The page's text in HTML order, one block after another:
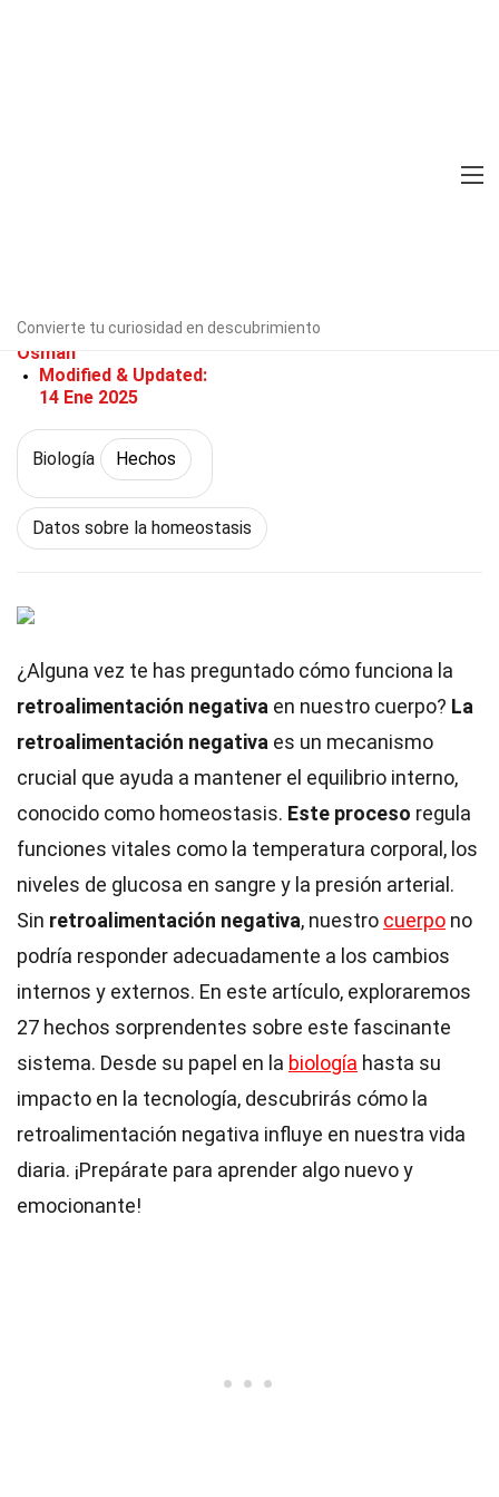
Convierte tu curiosidad en descubrimiento
Escrito Por:Odessa
Osman
Modified & Updated:
14 Ene 2025
editoriales
Biología Hechos
Datos sobre la homeostasis
¿Alguna vez te has preguntado cómo funciona la
retroalimentación negativa en nuestro cuerpo? La
retroalimentación negativa es un mecanismo
crucial que ayuda a mantener el equilibrio interno,
conocido como homeostasis. Este proceso regula
funciones vitales como la temperatura corporal, los
niveles de glucosa en sangre y la presión arterial.
Sin retroalimentación negativa, nuestro cuerpo no
podría responder adecuadamente a los cambios
internos y externos. En este artículo, exploraremos
27 hechos sorprendentes sobre este fascinante
sistema. Desde su papel en la biología hasta su
impacto en la tecnología, descubrirás cómo la
retroalimentación negativa influye en nuestra vida
diaria. ¡Prepárate para aprender algo nuevo y
emocionante!